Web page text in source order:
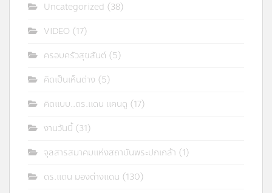
Uncategorized (38)
VIDEO (17)
ครอบครัวสุขสันต์ (5)
คิดเป็นเห็นต่าง (5)
คิดแบบ..ดร.แดน แคนดู (17)
งานวันนี้ (31)
จุลสารสมาคมแห่งสถาบันพระปกเกล้า (1)
ดร.แดน มองต่างแดน (130)